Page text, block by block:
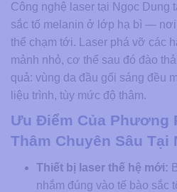
Công nghệ laser tại Ngọc Dung
sắc tố melanin ở lớp hạ bì — nơi
thể chạm tới. Laser phá vỡ các
mảnh nhỏ, cơ thể sau đó đào
quả: vùng da đầu gối sáng đều
liệu trình, tùy mức độ thâm.
Ưu Điểm Của Phương
Thâm Chuyên Sâu Tại
Thiết bị laser thế hệ mới:
nhắm đúng vào tế bào sắc